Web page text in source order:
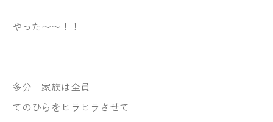
やった～～！！
多分 家族は全員
てのひらをヒラヒラさせて